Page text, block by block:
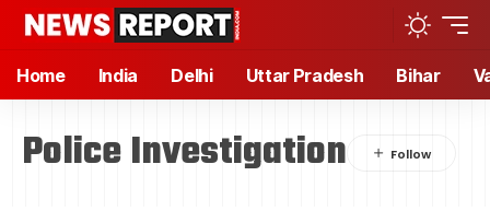
Home India Delhi Uttar Pradesh Bihar
Police Investigation